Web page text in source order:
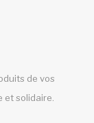
de vos
et solidaire.